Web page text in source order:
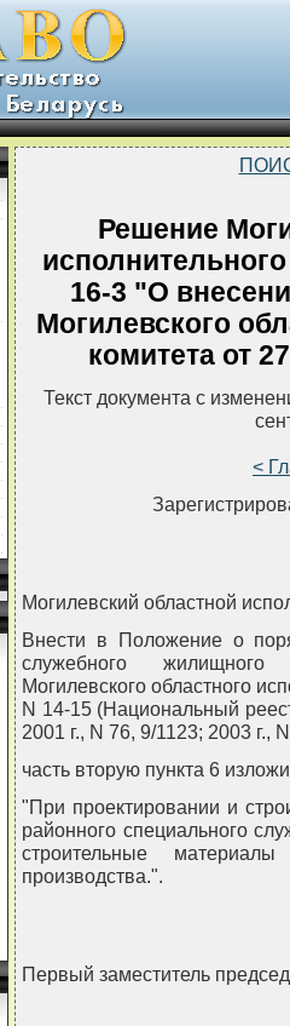
Решение
16-3 "О
Могилевского
комитета от
Текст документа с
<
Могилевский областной
Внести в Положение о
служебного
Могилевского областного
N 14-15 (Национальный
2001 г., N 76, 9/1123; 2003
часть вторую пункта 6
"При проектировании и
районного специального
строительные
производства.".
Первый заместитель